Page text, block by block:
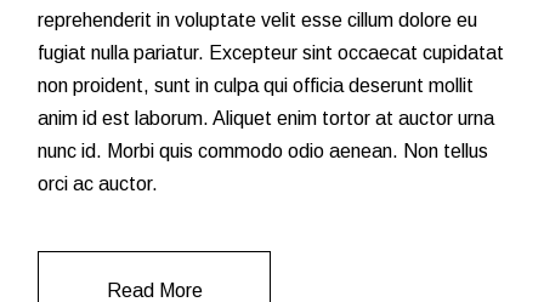
reprehenderit in voluptate velit esse cillum dolore eu
fugiat nulla pariatur. Excepteur sint occaecat cupidatat
non proident, sunt in culpa qui officia deserunt mollit
anim id est laborum. Aliquet enim tortor at auctor urna
nunc id. Morbi quis commodo odio aenean. Non tellus
orci ac auctor.
Read More